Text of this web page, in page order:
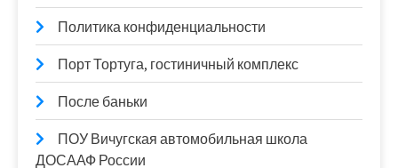
Политика конфиденциальности
Порт Тортуга, гостиничный комплекс
После баньки
ПОУ Вичугская автомобильная школа
ДОСААФ России